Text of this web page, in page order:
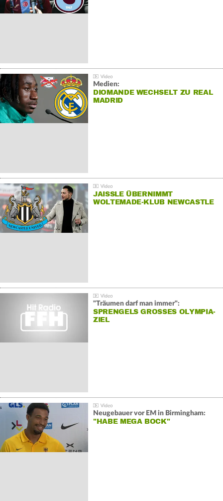
Medien:
DIOMANDE WECHSELT ZU REAL
MADRID
JAISSLE ÜBERNIMMT
WOLTEMADE-KLUB NEWCASTLE
"Träumen darf man immer":
SPRENGELS GROSSES OLYMPIA-Z
IEL
Neugebauer vor EM in Birmingham:
"HABE MEGA BOCK"